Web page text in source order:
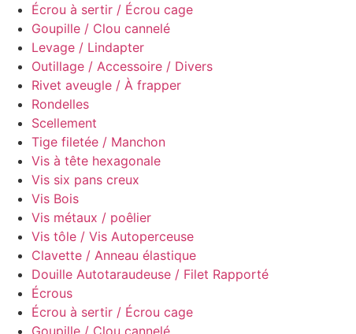
Écrou à sertir / Écrou cage
Goupille / Clou cannelé
Levage / Lindapter
Outillage / Accessoire / Divers
Rivet aveugle / À frapper
Rondelles
Scellement
Tige filetée / Manchon
Vis à tête hexagonale
Vis six pans creux
Vis Bois
Vis métaux / poêlier
Vis tôle / Vis Autoperceuse
Clavette / Anneau élastique
Douille Autotaraudeuse / Filet Rapporté
Écrous
Écrou à sertir / Écrou cage
Goupille / Clou cannelé